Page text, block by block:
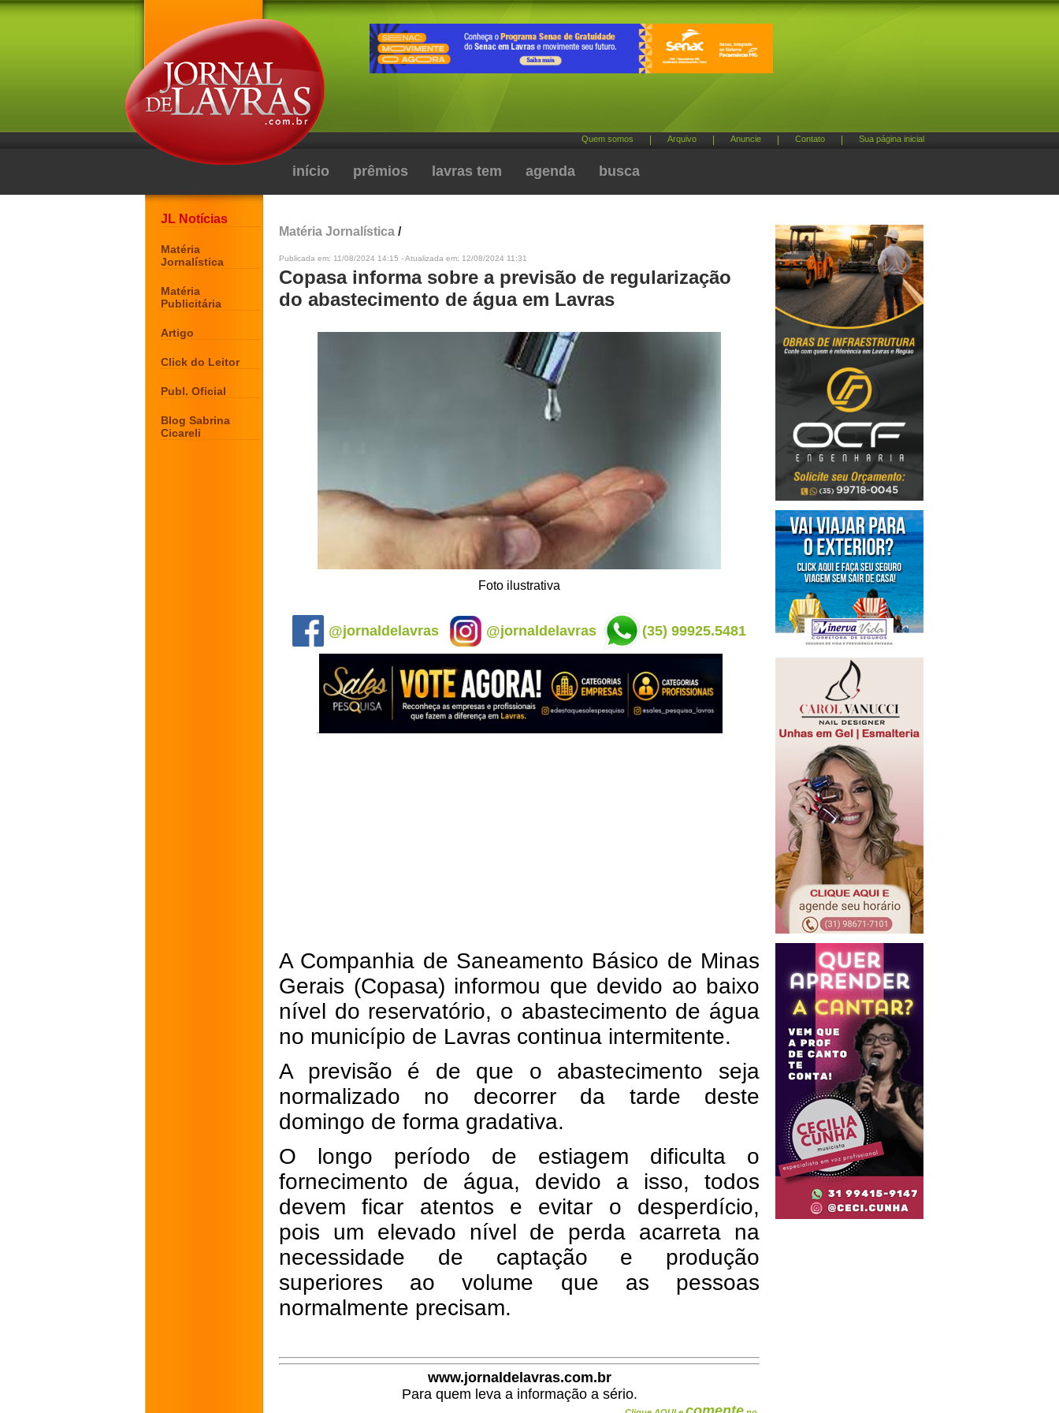
Quem somos Arquivo Anuncie Contato Sua página inicial
início prêmios lavras tem agenda busca
JL Notícias
Matéria
Jornalística
Matéria
Publicitária
Artigo
Click do Leitor
Publ. Oficial
Blog Sabrina
Cicareli
Matéria Jornalística /
Publicada em: 11/08/2024 14:15 - Atualizada em: 12/08/2024 11:31
Copasa informa sobre a previsão de regularização
do abastecimento de água em Lavras
Foto ilustrativa
@jornaldelavras @jornaldelavras (35) 99925.5481
A Companhia de Saneamento Básico de Minas
Gerais (Copasa) informou que devido ao baixo
nível do reservatório, o abastecimento de água
no município de Lavras continua intermitente.
A previsão é de que o abastecimento seja
normalizado no decorrer da tarde deste
domingo de forma gradativa.
O longo período de estiagem dificulta o
fornecimento de água, devido a isso, todos
devem ficar atentos e evitar o desperdício,
pois um elevado nível de perda acarreta na
necessidade de captação e produção
superiores ao volume que as pessoas
normalmente precisam.
www.jornaldelavras.com.br
Para quem leva a informação a sério.